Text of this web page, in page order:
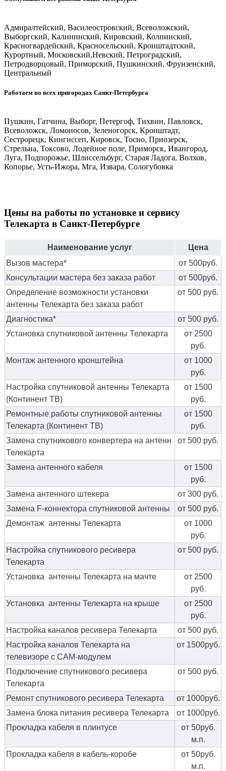
Адмиралтейский, Василеостровский, Всеволожский,
Выборгский, Калининский, Кировский, Колпинский,
Красногвардейский, Красносельский, Кронштадтский,
Курортный, Московский,Невский, Петроградский,
Петродворцовый, Приморский, Пушкинский, Фрунзенский,
Центральный
Работаем во всех пригородах Санкт-Петербурга
Пушкин, Гатчина, Выборг, Петергоф, Тихвин, Павловск,
Всеволожск, Ломоносов, Зеленогорск, Кронштадт,
Сестрорецк, Кингиссеп, Кировск, Тосно, Приозерск,
Стрельна, Токсово, Лодейное поле, Приморск, Ивангород,
Луга, Подпорожье, Шлиссельбург, Старая Ладога, Волхов,
Копорье, Усть-Ижора, Мга, Извара, Сологубовка
Цены на работы по установке и сервису
Телекарта в Санкт-Петербурге
Наименование услуг
Цена
Вызов мастера*
от 500руб.
Консультации мастера без заказа работ
от 500руб.
Определение возможности установки
антенны Телекарта без заказа работ
от 500 руб.
Диагностика*
от 500 руб.
Установка спутниковой антенны Телекарта
от 2500
руб.
Монтаж антенного кронштейна
от 1000
руб.
Настройка спутниковой антенны Телекарта
(Континент ТВ)
от 1500
руб.
Ремонтные работы спутниковой антенны
Телекарта (Континент ТВ)
от 1500
руб.
Замена спутникового конвертера на антенн
Телекарта
от 500 руб.
Замена антенного кабеля
от 1500
руб.
Замена антенного штекера
от 300 руб.
Замена F-коннектора спутниковой антенны
от 500 руб.
Демонтаж антенны Телекарта
от 1000
руб.
Настройка спутникового ресивера
Телекарта
от 500 руб.
Установка антенны Телекарта на мачте
от 2500
руб.
Установка антенны Телекарта на крыше
от 2500
руб.
Настройка каналов ресивера Телекарта
от 500 руб.
Настройка каналов Телекарта на
телевизоре с CAM-модулем
от 1500руб.
Подключение спутникового ресивера
Телекарта
от 500 руб.
Ремонт спутникового ресивера Телекарта
от 1000руб.
Замена блока питания ресивера Телекарта
от 1000руб.
Прокладка кабеля в плинтусе
от 50руб.
м.п.
Прокладка кабеля в кабель-коробе
от 50руб.
м.п.